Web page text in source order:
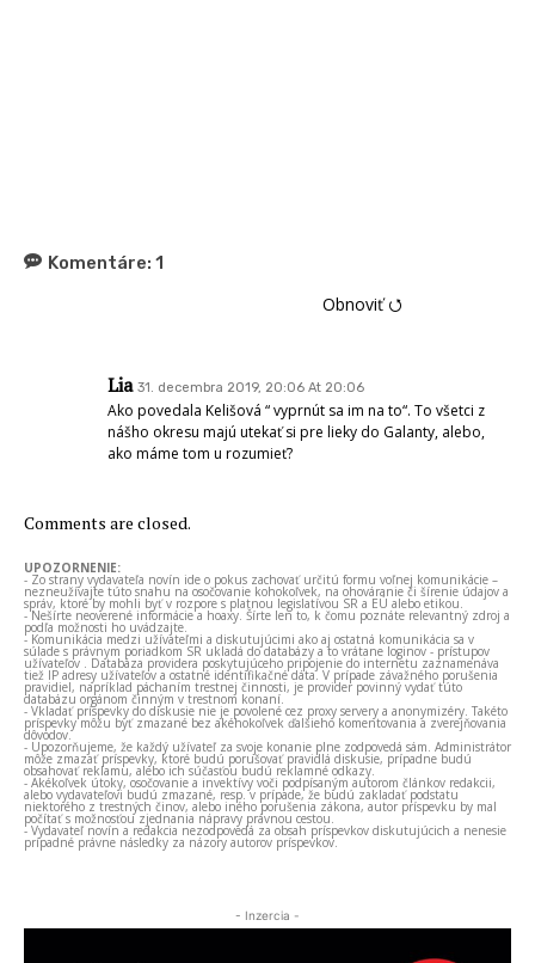
Komentáre: 1
Obnoviť ⭯
Lia 31. decembra 2019, 20:06 At 20:06
Ako povedala Kelišová “ vyprnút sa im na to“. To všetci z
nášho okresu majú utekať si pre lieky do Galanty, alebo,
ako máme tom u rozumieť?
Comments are closed.
UPOZORNENIE:
- Zo strany vydavateľa novín ide o pokus zachovať určitú formu voľnej komunikácie –
nezneužívajte túto snahu na osočovanie kohokoľvek, na ohováranie či šírenie údajov a
správ, ktoré by mohli byť v rozpore s platnou legislatívou SR a EÚ alebo etikou.
- Nešírte neoverené informácie a hoaxy. Šírte len to, k čomu poznáte relevantný zdroj a
podľa možnosti ho uvádzajte.
- Komunikácia medzi užívateľmi a diskutujúcimi ako aj ostatná komunikácia sa v
súlade s právnym poriadkom SR ukladá do databázy a to vrátane loginov - prístupov
užívateľov . Databáza providera poskytujúceho pripojenie do internetu zaznamenáva
tiež IP adresy užívateľov a ostatné identifikačné dáta. V prípade závažného porušenia
pravidiel, napríklad páchaním trestnej činnosti, je provider povinný vydať túto
databázu orgánom činným v trestnom konaní.
- Vkladať príspevky do diskusie nie je povolené cez proxy servery a anonymizéry. Takéto
príspevky môžu byť zmazané bez akéhokoľvek ďalšieho komentovania a zverejňovania
dôvodov.
- Upozorňujeme, že každý užívateľ za svoje konanie plne zodpovedá sám. Administrátor
môže zmazať príspevky, ktoré budú porušovať pravidlá diskusie, prípadne budú
obsahovať reklamu, alebo ich súčasťou budú reklamné odkazy.
- Akékoľvek útoky, osočovanie a invektívy voči podpísaným autorom článkov redakcii,
alebo vydavateľovi budú zmazané, resp. v prípade, že budú zakladať podstatu
niektorého z trestných činov, alebo iného porušenia zákona, autor príspevku by mal
počítať s možnosťou zjednania nápravy právnou cestou.
- Vydavateľ novín a redakcia nezodpovedá za obsah príspevkov diskutujúcich a nenesie
prípadné právne následky za názory autorov príspevkov.
- Inzercia -